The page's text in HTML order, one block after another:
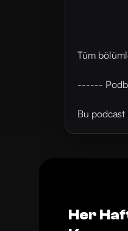
Tüm
------
Bu podcast
Her